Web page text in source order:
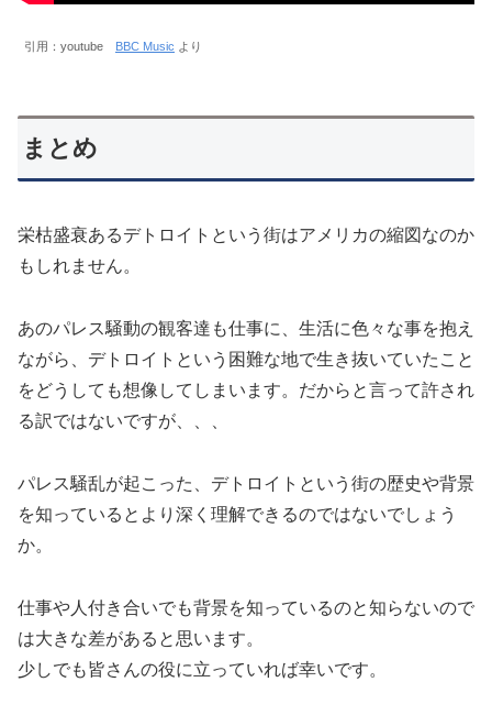
引用：youtube BBC Music より
まとめ
栄枯盛衰あるデトロイトという街はアメリカの縮図なのか
もしれません。
あのパレス騒動の観客達も仕事に、生活に色々な事を抱え
ながら、デトロイトという困難な地で生き抜いていたこと
をどうしても想像してしまいます。だからと言って許され
る訳ではないですが、、、
パレス騒乱が起こった、デトロイトという街の歴史や背景
を知っているとより深く理解できるのではないでしょう
か。
仕事や人付き合いでも背景を知っているのと知らないので
は大きな差があると思います。
少しでも皆さんの役に立っていれば幸いです。